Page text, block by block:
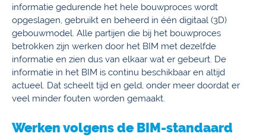
informatie gedurende het hele bouwproces wordt
opgeslagen, gebruikt en beheerd in één digitaal (3D)
gebouwmodel. Alle partijen die bij het bouwproces
betrokken zijn werken door het BIM met dezelfde
informatie en zien dus van elkaar wat er gebeurt. De
informatie in het BIM is continu beschikbaar en altijd
actueel. Dat scheelt tijd en geld, onder meer doordat er
veel minder fouten worden gemaakt.
Werken volgens de BIM-standaard